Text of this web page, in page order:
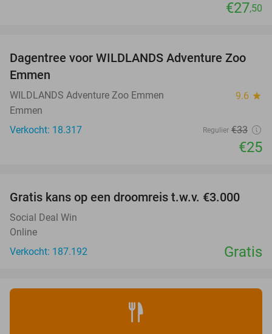
€27,50
24%
Dagentree voor WILDLANDS Adventure Zoo
Emmen
WILDLANDS Adventure Zoo Emmen 9.6 star
Emmen
Verkocht: 18.317
Regulier €33
€25
Gratis kans op een droomreis t.w.v. €3.000
Social Deal Win
Online
Verkocht: 187.192
Gratis